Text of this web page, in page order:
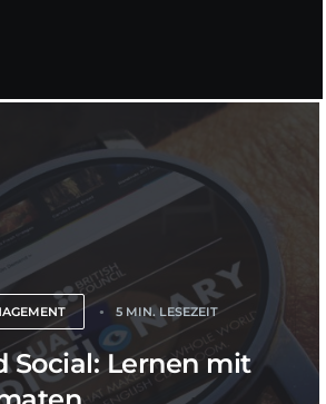
5 MIN. LESEZEIT
Social: Lernen mit